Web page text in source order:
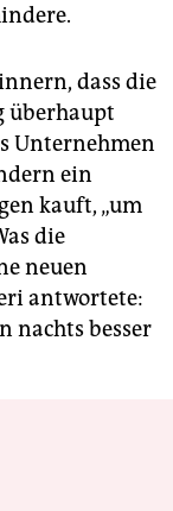
dass die
überhaupt
Unternehmen
ein
kauft, „um
die
neuen
antwortete:
nachts besser